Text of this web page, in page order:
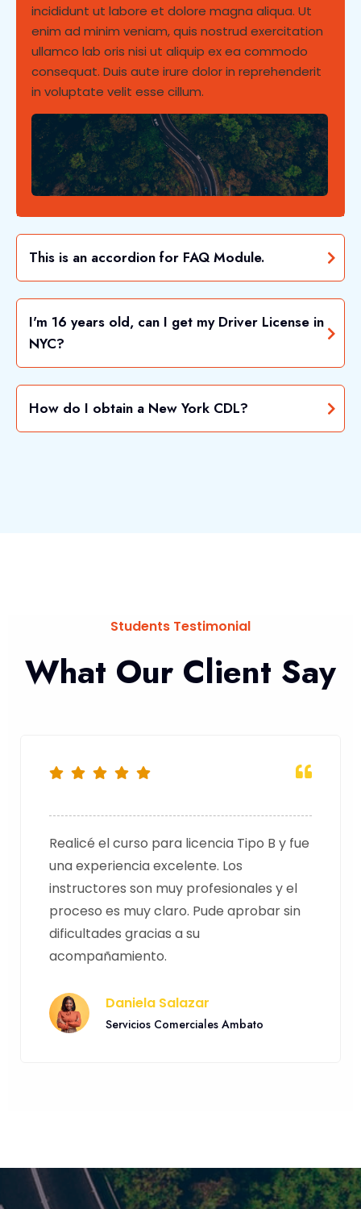
incididunt ut labore et dolore magna aliqua. Ut
enim ad minim veniam, quis nostrud exercitation
ullamco lab oris nisi ut aliquip ex ea commodo
consequat. Duis aute irure dolor in reprehenderit
in voluptate velit esse cillum.
This is an accordion for FAQ Module.
I'm 16 years old, can I get my Driver License in
NYC?
How do I obtain a New York CDL?
Students Testimonial
What Our Client Say
Realicé el curso para licencia Tipo B y fue
una experiencia excelente. Los
instructores son muy profesionales y el
proceso es muy claro. Pude aprobar sin
dificultades gracias a su
acompañamiento.
Daniela Salazar
Servicios Comerciales Ambato